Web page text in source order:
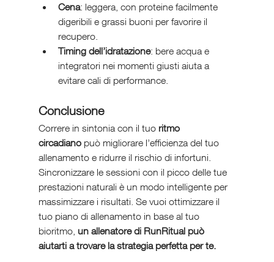
Cena: leggera, con proteine facilmente
digeribili e grassi buoni per favorire il
recupero.
Timing dell’idratazione: bere acqua e
integratori nei momenti giusti aiuta a
evitare cali di performance.
Conclusione
Correre in sintonia con il tuo ritmo
circadiano può migliorare l’efficienza del tuo
allenamento e ridurre il rischio di infortuni.
Sincronizzare le sessioni con il picco delle tue
prestazioni naturali è un modo intelligente per
massimizzare i risultati. Se vuoi ottimizzare il
tuo piano di allenamento in base al tuo
bioritmo, un allenatore di RunRitual può
aiutarti a trovare la strategia perfetta per te.